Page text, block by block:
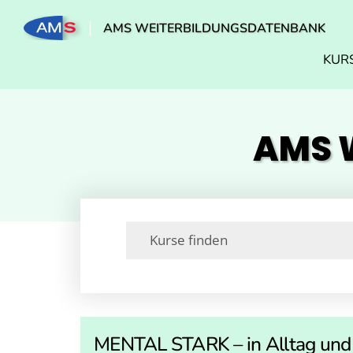
AMS WEITERBILDUNGSDATENBANK
AMS
MENTAL STARK – in Alltag